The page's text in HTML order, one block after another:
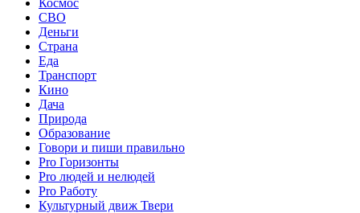
СВО
Деньги
Страна
Еда
Транспорт
Кино
Дача
Природа
Образование
Говори и пиши правильно
Pro Горизонты
Pro людей и нелюдей
Pro Работу
Культурный движ Твери